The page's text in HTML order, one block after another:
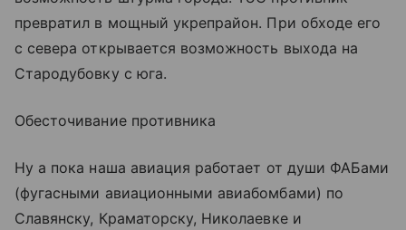
превратил в мощный укрепрайон. При обходе его
с севера открывается возможность выхода на
Стародубовку с юга.
Обесточивание противника
Ну а пока наша авиация работает от души ФАБами
(фугасными авиационными авиабомбами) по
Славянску, Краматорску, Николаевке и